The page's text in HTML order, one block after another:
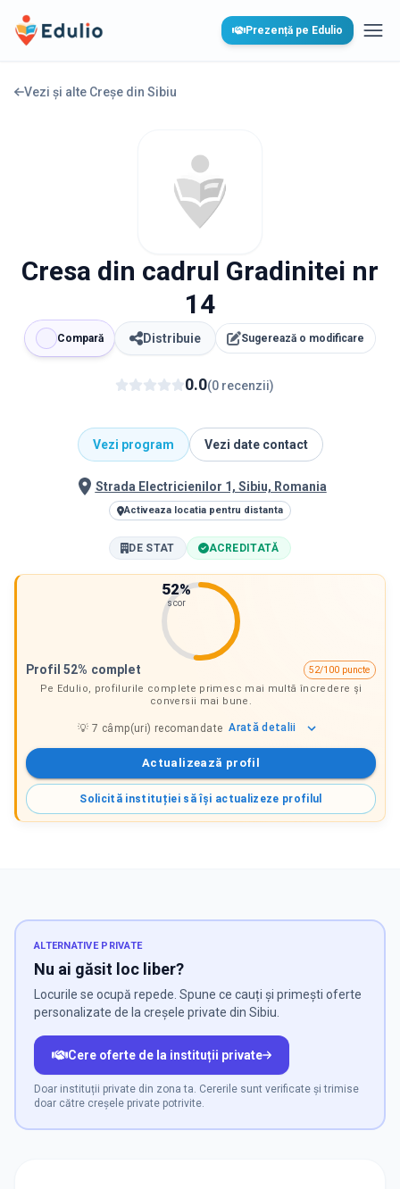
Edulio Prezență pe Edulio
Vezi și alte Creșe din Sibiu
Cresa din cadrul Gradinitei nr
14
Compară Distribuie Sugerează o modificare
0.0(0 recenzii)
Vezi program Vezi date contact
Strada Electricienilor 1, Sibiu, Romania
Activeaza locatia pentru distanta
DE STAT ACREDITATĂ
52%
scor
Profil 52% complet
52/100 puncte
Pe Edulio, profilurile complete primesc mai multă încredere și
conversii mai bune.
💡7 câmp(uri) recomandate Arată detalii
Actualizează profil
Solicită instituției să își actualizeze profilul
ALTERNATIVE PRIVATE
Nu ai găsit loc liber?
Locurile se ocupă repede. Spune ce cauți și primești oferte
personalizate de la creșele private din Sibiu.
Cere oferte de la instituții private
Doar instituții private din zona ta. Cererile sunt verificate și trimise
doar către creșele private potrivite.